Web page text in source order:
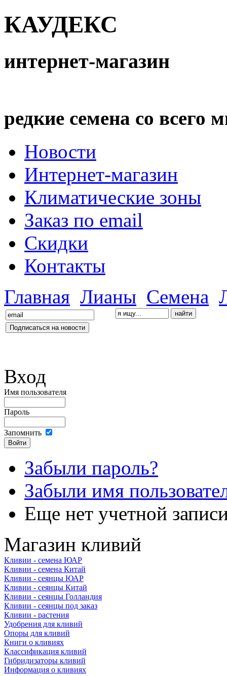
КАУДЕКС
интернет-магазин
редкие семена со всего
Новости
Интернет-магазин
Климатические зоны
Заказ по email
Скидки
Контакты
Главная Лианы Семена
Вход
Имя пользователя
Пароль
Запомнить
Забыли пароль?
Забыли имя
Еще нет учетной
Магазин кливий
Кливии - семена ЮАР
Кливии - семена Китай
Кливии - сеянцы ЮАР
Кливии - сеянцы Китай
Кливии - сеянцы Голландия
Кливии - сеянцы под заказ
Кливии - растения
Удобрения для кливий
Опоры для кливий
Книги о кливиях
Классификация кливий
Гибридизаторы кливий
Информация о кливиях